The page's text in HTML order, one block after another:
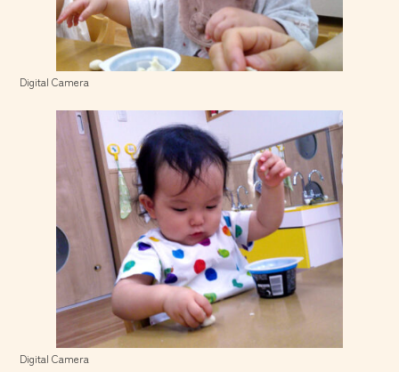
Digital Camera
Digital Camera